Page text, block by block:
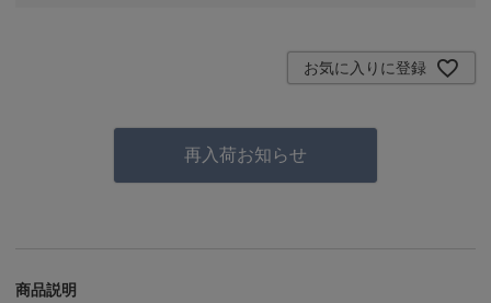
お気に入りに登録
再入荷お知らせ
商品説明